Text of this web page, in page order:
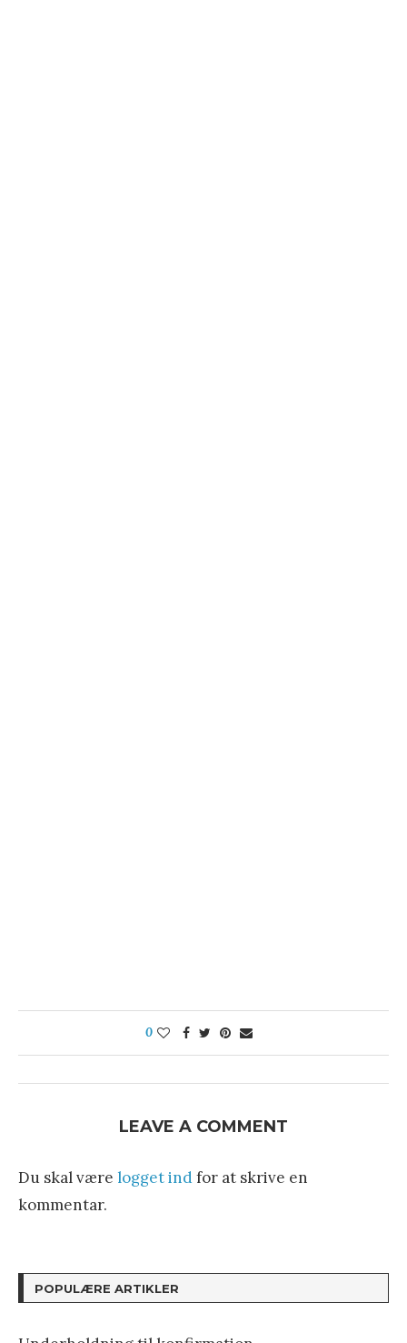
0
LEAVE A COMMENT
Du skal være logget indfor at skrive en
kommentar.
POPULÆRE ARTIKLER